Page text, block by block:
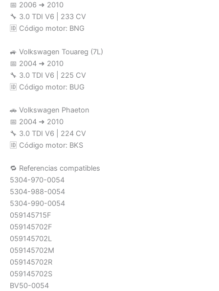
📅 2006 ➜ 2010
🔧 3.0 TDI V6 | 233 CV
🆔 Código motor: BNG
🚙 Volkswagen Touareg (7L)
📅 2004 ➜ 2010
🔧 3.0 TDI V6 | 225 CV
🆔 Código motor: BUG
🚗 Volkswagen Phaeton
📅 2004 ➜ 2010
🔧 3.0 TDI V6 | 224 CV
🆔 Código motor: BKS
🔁 Referencias compatibles
5304-970-0054
5304-988-0054
5304-990-0054
059145715F
059145702F
059145702L
059145702M
059145702R
059145702S
BV50-0054